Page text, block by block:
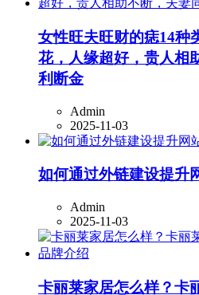
女性旺夫旺财的痣14种
花，人缘超好，贵人相
利断金
Admin
2025-11-03
如何通过外链建设提升
Admin
2025-11-03
卡丽莱家居怎么样？卡